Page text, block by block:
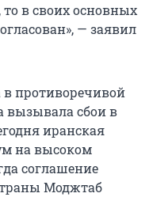
в своих основных
— заявил
в противоречивой
вызывала сбои в
иранская
на высоком
соглашение
Моджтаб